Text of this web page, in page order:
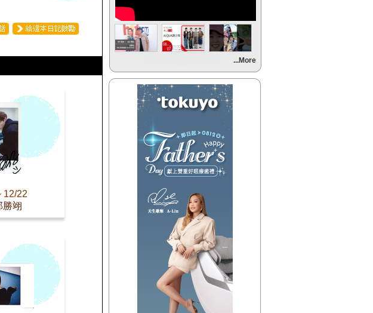
12/22
勝翊
(南部)
流行最前線
【Next】
【HitFm正在進行】
【Next】
(宜蘭)只想聽音樂
【HitFm正在進行】
(花東)
流行最精選
(花東)只想聽音樂
...More